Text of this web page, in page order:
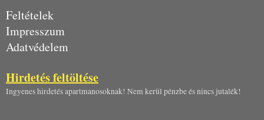
Feltételek
Impresszum
Adatvédelem
Hirdetés feltöltése
Ingyenes hirdetés apartmanosoknak! Nem kerül pénzbe és nincs jutalék!